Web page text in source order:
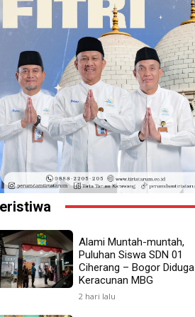
Alami Muntah-muntah,
Puluhan Siswa SDN 01
Ciherang – Bogor Diduga
Keracunan MBG
2 hari lalu